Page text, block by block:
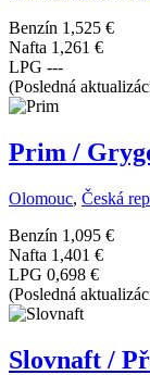
Benzín 1,525 €
Nafta 1,261 €
LPG ---
(Posledná
Prim /
Olomouc, Česká
Benzín 1,095 €
Nafta 1,401 €
LPG 0,698 €
(Posledná
Slovnaft /